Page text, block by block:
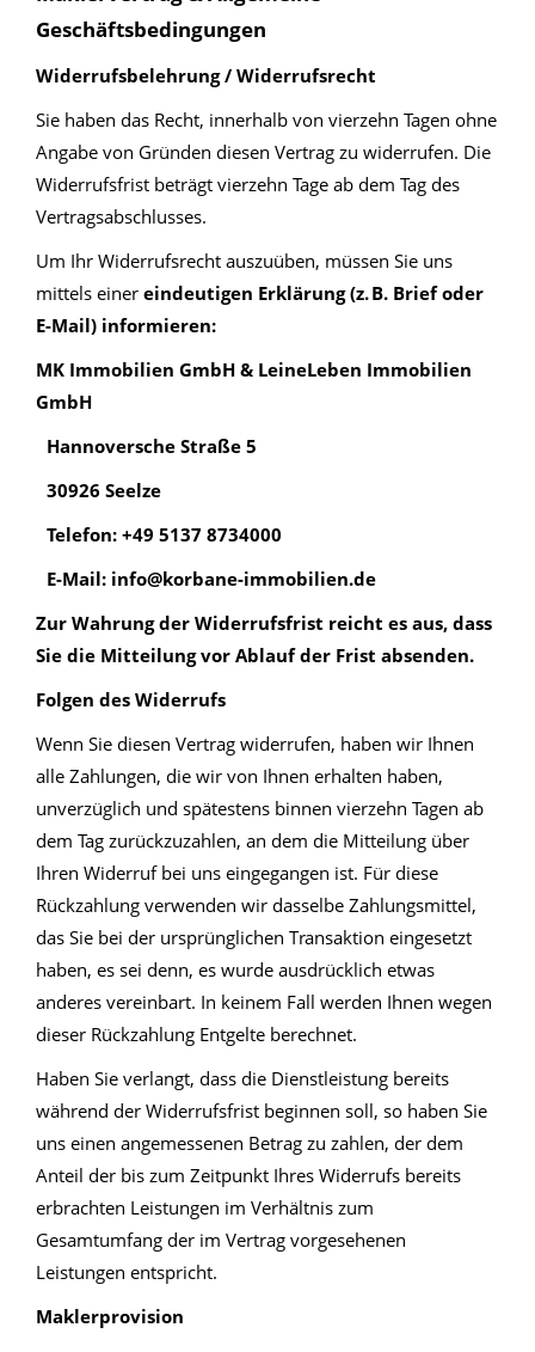
Geschäftsbedingungen
Widerrufsbelehrung / Widerrufsrecht
Sie haben das Recht, innerhalb von vierzehn Tagen ohne
Angabe von Gründen diesen Vertrag zu widerrufen. Die
Widerrufsfrist beträgt vierzehn Tage ab dem Tag des
Vertragsabschlusses.
Um Ihr Widerrufsrecht auszuüben, müssen Sie uns
mittels einer eindeutigen Erklärung (z. B. Brief oder
E-Mail) informieren:
MK Immobilien GmbH & LeineLeben Immobilien
GmbH
Hannoversche Straße 5
30926 Seelze
Telefon: +49 5137 8734000
E-Mail: info@korbane-immobilien.de
Zur Wahrung der Widerrufsfrist reicht es aus, dass
Sie die Mitteilung vor Ablauf der Frist absenden.
Folgen des Widerrufs
Wenn Sie diesen Vertrag widerrufen, haben wir Ihnen
alle Zahlungen, die wir von Ihnen erhalten haben,
unverzüglich und spätestens binnen vierzehn Tagen ab
dem Tag zurückzuzahlen, an dem die Mitteilung über
Ihren Widerruf bei uns eingegangen ist. Für diese
Rückzahlung verwenden wir dasselbe Zahlungsmittel,
das Sie bei der ursprünglichen Transaktion eingesetzt
haben, es sei denn, es wurde ausdrücklich etwas
anderes vereinbart. In keinem Fall werden Ihnen wegen
dieser Rückzahlung Entgelte berechnet.
Haben Sie verlangt, dass die Dienstleistung bereits
während der Widerrufsfrist beginnen soll, so haben Sie
uns einen angemessenen Betrag zu zahlen, der dem
Anteil der bis zum Zeitpunkt Ihres Widerrufs bereits
erbrachten Leistungen im Verhältnis zum
Gesamtumfang der im Vertrag vorgesehenen
Leistungen entspricht.
Maklerprovision